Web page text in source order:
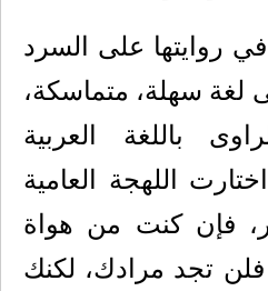
روايتها على السرد
لغة سهلة، متماسكة،
باللغة العربية
اللهجة العامية
فإن كنت من هواة
فلن تجد مرادك، لكنك